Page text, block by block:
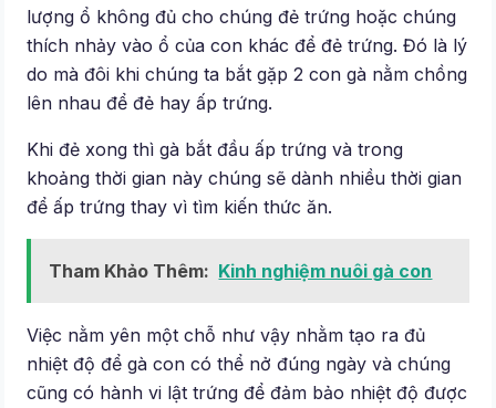
lượng ổ không đủ cho chúng đẻ trứng hoặc chúng
thích nhảy vào ổ của con khác để đẻ trứng. Đó là lý
do mà đôi khi chúng ta bắt gặp 2 con gà nằm chồng
lên nhau để đẻ hay ấp trứng.
Khi đẻ xong thì gà bắt đầu ấp trứng và trong
khoảng thời gian này chúng sẽ dành nhiều thời gian
để ấp trứng thay vì tìm kiến thức ăn.
Tham Khảo Thêm: Kinh nghiệm nuôi gà con
Việc nằm yên một chỗ như vậy nhằm tạo ra đủ
nhiệt độ để gà con có thể nở đúng ngày và chúng
cũng có hành vi lật trứng để đảm bảo nhiệt độ được